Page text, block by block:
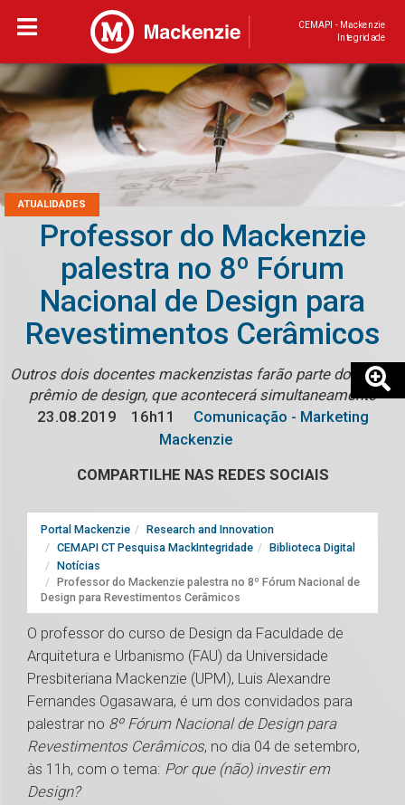
CEMAPI - Mackenzie
Integridade
ATUALIDADES
Professor do Mackenzie
palestra no 8º Fórum
Nacional de Design para
Revestimentos Cerâmicos
Outros dois docentes mackenzistas farão parte do júri de
prêmio de design, que acontecerá simultaneamente
23.08.2019
16h11
Comunicação - Marketing
Mackenzie
COMPARTILHE NAS REDES SOCIAIS
Portal Mackenzie
Research and Innovation
CEMAPI CT Pesquisa MackIntegridade
Biblioteca Digital
Notícias
Professor do Mackenzie palestra no 8º Fórum Nacional de
Design para Revestimentos Cerâmicos
O professor do curso de Design da Faculdade de
Arquitetura e Urbanismo (FAU) da Universidade
Presbiteriana Mackenzie (UPM), Luis Alexandre
Fernandes Ogasawara, é um dos convidados para
palestrar no 8º Fórum Nacional de Design para
Revestimentos Cerâmicos, no dia 04 de setembro,
às 11h, com o tema: Por que (não) investir em
Design?